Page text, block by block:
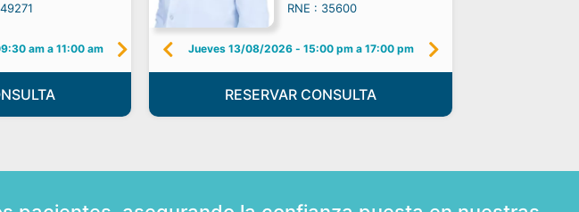
am a 11:00 am
RNE : 35600
Jueves 13/08/2026- 15:00 pm a 17:00 pm
RESERVAR CONSULTA